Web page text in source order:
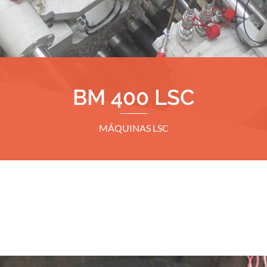
BM 400 LSC
MÁQUINAS LSC